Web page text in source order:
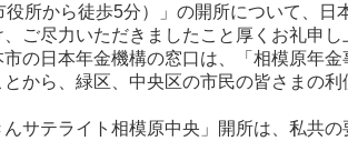
役所から徒歩5分）」の開所について、
ご尽力いただきましたこと厚くお礼申し
の日本年金機構の窓口は、「相模原年
から、緑区、中央区の市民の皆さまの
サテライト相模原中央」開所は、私共